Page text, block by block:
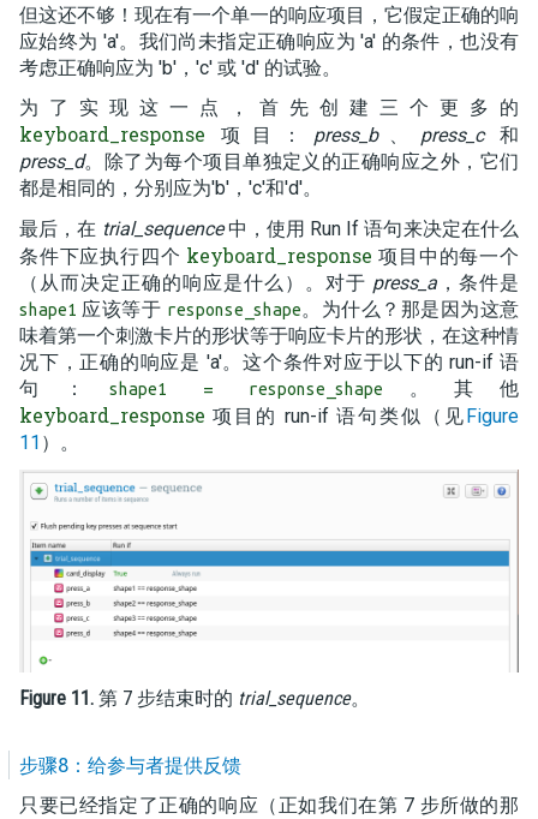
但这还不够！现在有一个单一的响应项目，它假定正确的响
应始终为 'a'。我们尚未指定正确响应为 'a' 的条件，也没有
考虑正确响应为 'b'，'c' 或 'd' 的试验。
为了实现这一点，首先创建三个更多的
keyboard_response 项目： press_b、 press_c和
press_d。除了为每个项目单独定义的正确响应之外，它们
都是相同的，分别应为'b'，'c'和'd'。
最后，在 trial_sequence中，使用 Run If 语句来决定在什么
条件下应执行四个 keyboard_response 项目中的每一个
（从而决定正确的响应是什么）。对于 press_a ，条件是
shape1 应该等于 response_shape。为什么？那是因为这意
味着第一个刺激卡片的形状等于响应卡片的形状，在这种情
况下，正确的响应是 'a'。这个条件对应于以下的 run-if 语
句：shape1 = response_shape 。其他
keyboard_response 项目的 run-if 语句类似（见Figure
11 ）。
Figure 11. 第 7 步结束时的 trial_sequence。
步骤8：给参与者提供反馈
只要已经指定了正确的响应（正如我们在第 7 步所做的那